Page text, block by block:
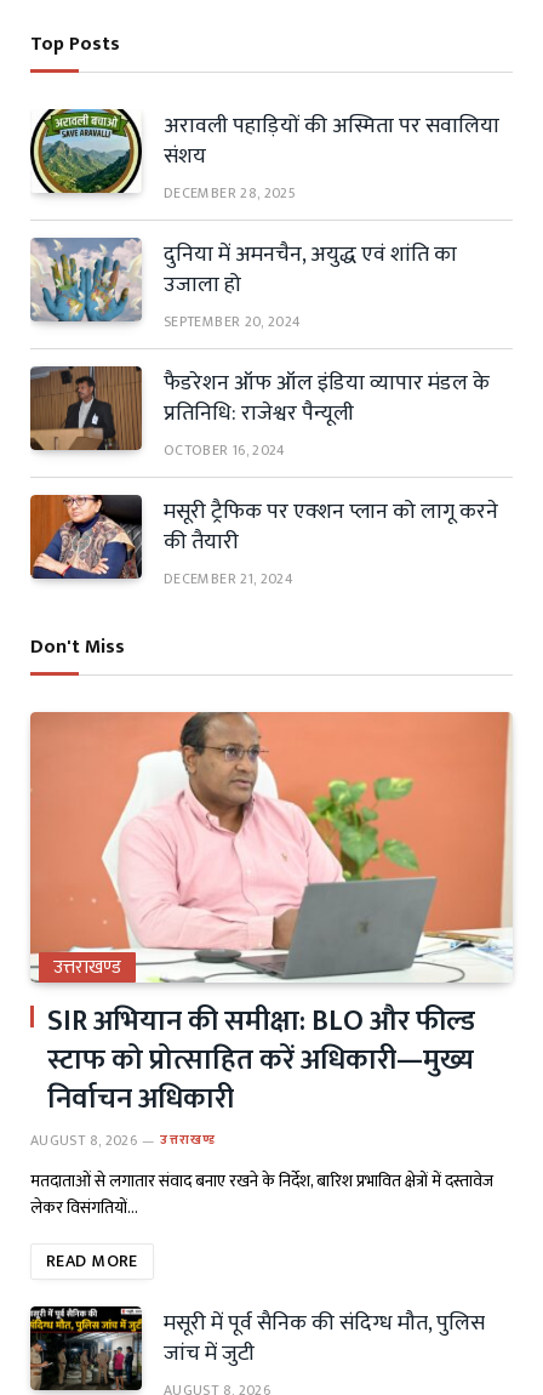
Top Posts
अरावली पहाड़ियों की अस्मिता पर सवालिया
संशय
DECEMBER 28, 2025
दुनिया में अमनचैन, अयुद्ध एवं शांति का
उजाला हो
SEPTEMBER 20, 2024
फैडरेशन ऑफ ऑल इंडिया व्यापार मंडल के
प्रतिनिधि: राजेश्वर पैन्यूली
OCTOBER 16, 2024
मसूरी ट्रैफिक पर एक्शन प्लान को लागू करने
की तैयारी
DECEMBER 21, 2024
Don't Miss
उत्तराखण्ड
SIR अभियान की समीक्षा: BLO और फील्ड
स्टाफ को प्रोत्साहित करें अधिकारी—मुख्य
निर्वाचन अधिकारी
AUGUST 8, 2026 उत्तराखण्ड
मतदाताओं से लगातार संवाद बनाए रखने के निर्देश, बारिश प्रभावित क्षेत्रों में दस्तावेज
लेकर विसंगतियों…
READ MORE
मसूरी में पूर्व सैनिक की संदिग्ध मौत, पुलिस
जांच में जुटी